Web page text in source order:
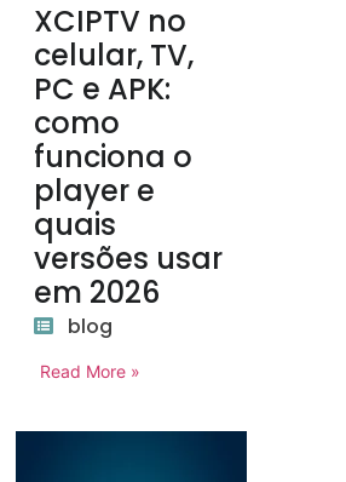
XCIPTV no
celular, TV,
PC e APK:
como
funciona o
player e
quais
versões usar
em 2026
blog
Read More »